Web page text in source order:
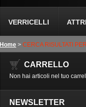
VERRICELLI
Home > CERCA RISULTATI
CARRELLO
Non hai articoli nel tuo
NEWSLETTER